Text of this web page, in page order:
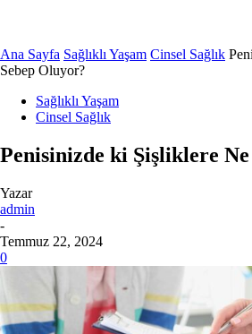
Ana Sayfa Sağlıklı Yaşam Cinsel Sağlık
Sebep Oluyor?
Sağlıklı Yaşam
Cinsel Sağlık
Penisinizde ki Şişliklere
Yazar
admin
-
Temmuz 22, 2024
0